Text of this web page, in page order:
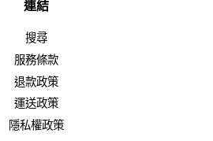
連結
搜尋
服務條款
退款政策
運送政策
隱私權政策